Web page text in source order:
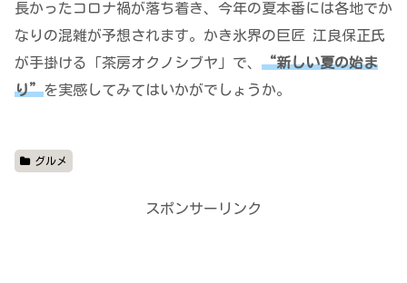
長かったコロナ禍が落ち着き、今年の夏本番には各地でか
なりの混雑が予想されます。かき氷界の巨匠 江良保正氏
が手掛ける「茶房オクノシブヤ」で、 “新しい夏の始ま
り”を実感してみてはいかがでしょうか。
グルメ
スポンサーリンク